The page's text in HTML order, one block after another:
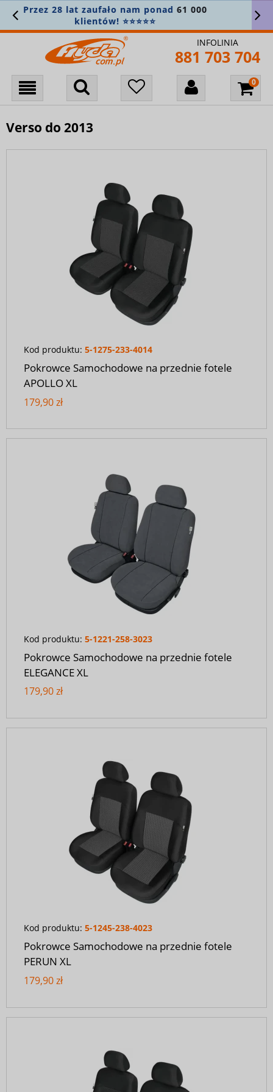
ponad61 000
Załóż konto i zapisz
nie
INFOLINIA
881 703 704
Verso do 2013
Kod produktu: 5-1275-233-4014
Pokrowce Samochodowe na przednie fotele
APOLLO XL
179,90 zł
Kod produktu: 5-1221-258-3023
Pokrowce Samochodowe na przednie fotele
ELEGANCE XL
179,90 zł
Kod produktu: 5-1245-238-4023
Pokrowce Samochodowe na przednie fotele
PERUN XL
179,90 zł